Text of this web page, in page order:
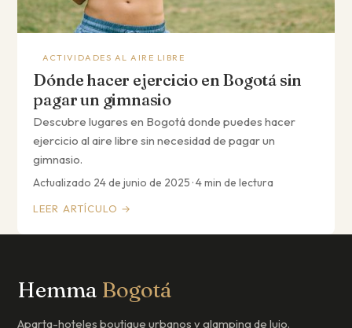
ACTIVIDADES AL AIRE LIBRE
Dónde hacer ejercicio en Bogotá sin
pagar un gimnasio
Descubre lugares en Bogotá donde puedes hacer
ejercicio al aire libre sin necesidad de pagar un
gimnasio.
Actualizado 24 de junio de 2025 · 4 min de lectura
LEER ARTÍCULO →
Hemma Bogotá
Aparta-hoteles boutique urbanos y glamping de lujo.